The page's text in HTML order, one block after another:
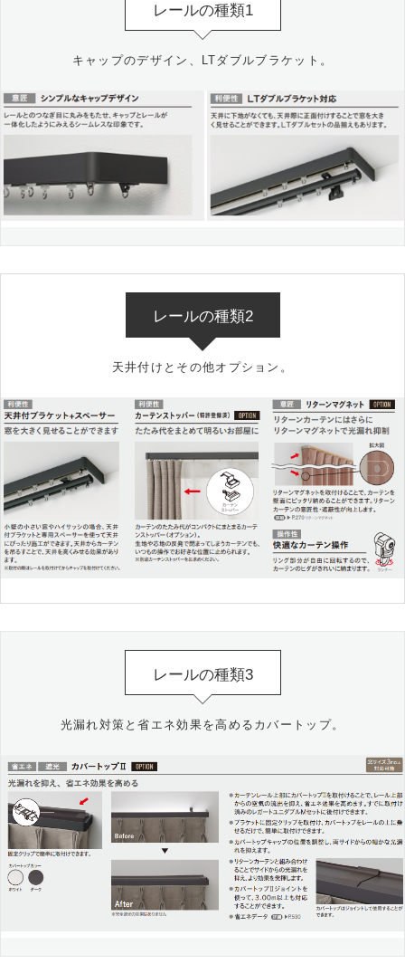
レールの種類1
キャップのデザイン、LTダブルブラケット。
レールの種類2
天井付けとその他オプション。
レールの種類3
光漏れ対策と省エネ効果を高めるカバートップ。